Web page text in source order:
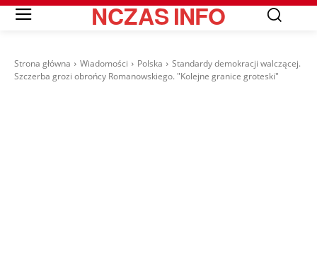
NCZASINFO
Strona główna Wiadomości Polska
Standardy demokracji walczącej.
Szczerba grozi obrońcy Romanowskiego. "Kolejne granice groteski"